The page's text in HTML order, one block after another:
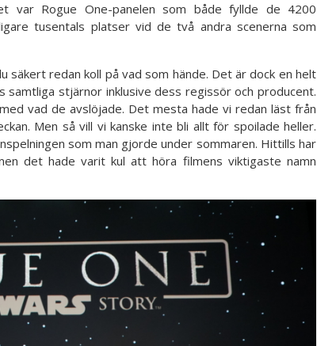
var Rogue One-panelen som både fyllde de 4200
tusentals platser vid de två andra scenerna som
säkert redan koll på vad som hände. Det är dock en helt
samtliga stjärnor inklusive dess regissör och producent.
vad de avslöjade. Det mesta hade vi redan läst från
Men så vill vi kanske inte bli allt för spoilade heller.
som man gjorde under sommaren. Hittills har
det hade varit kul att höra filmens viktigaste namn